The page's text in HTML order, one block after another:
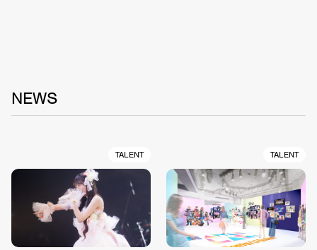
NEWS
TALENT TALENT